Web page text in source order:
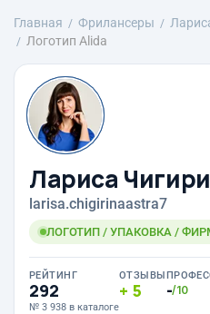
Главная Фрилансеры
Логотип Alida
Лариса
larisa.chigirinaastra7
ЛОГОТИП / УПАКОВКА /
РЕЙТИНГ
292
№ 3 938 в каталоге
ОТЗЫВЫ
5 -/10